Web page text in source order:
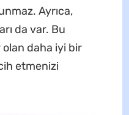
Ayrıca,
da var. Bu
daha iyi bir
etmenizi